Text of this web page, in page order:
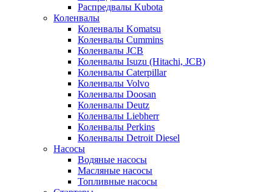
Распредвалы Kubota
Коленвалы
Коленвалы Komatsu
Коленвалы Cummins
Коленвалы JCB
Коленвалы Isuzu (Hitachi, JCB)
Коленвалы Caterpillar
Коленвалы Volvo
Коленвалы Doosan
Коленвалы Deutz
Коленвалы Liebherr
Коленвалы Perkins
Коленвалы Detroit Diesel
Насосы
Водяные насосы
Масляные насосы
Топливные насосы